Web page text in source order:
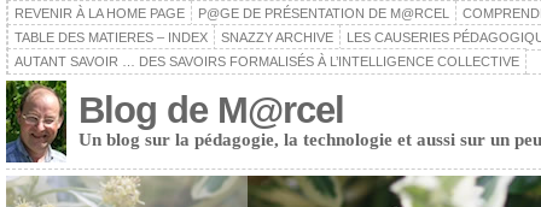
REVENIR À LA HOME PAGE P@GE DE PRÉSENTATION DE M@RCEL
TABLE DES MATIERES – INDEX
SNAZZY ARCHIVE
LES CAUSERIES
AUTANT SAVOIR … DES SAVOIRS FORMALISÉS À L’INTELLIGENCE COLLECTIVE
Blog de M@rcel
Un blog sur la pédagogie, la technologie et aussi sur un